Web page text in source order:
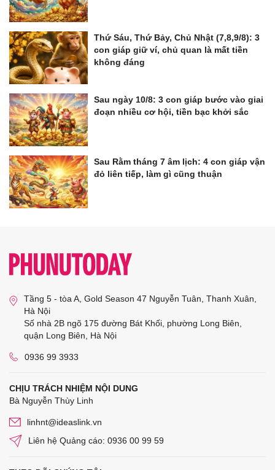
Thứ Sáu, Thứ Bảy, Chủ Nhật (7,8,9/8): 3
con giáp giữ ví, chủ quan là mất tiền
không đáng
Sau ngày 10/8: 3 con giáp bước vào giai
đoạn nhiều cơ hội, tiền bạc khởi sắc
Sau Rằm tháng 7 âm lịch: 4 con giáp vận
đỏ liên tiếp, làm gì cũng thuận
Tầng 5 - tòa A, Gold Season 47 Nguyễn Tuân, Thanh Xuân,
Hà Nội
Số nhà 2B ngõ 175 đường Bát Khối, phường Long Biên,
quận Long Biên, Hà Nội
0936 99 3933
CHỊU TRÁCH NHIỆM NỘI DUNG
Bà Nguyễn Thùy Linh
linhnt@ideaslink.vn
Liên hệ Quảng cáo: 0936 00 99 59